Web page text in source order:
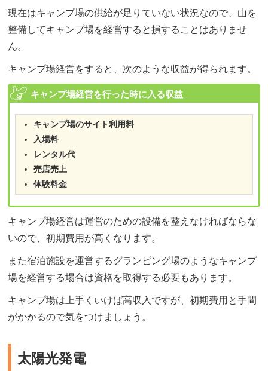
現在はキャンプ場の供給が足りていない状況なので、山を
整備してキャンプ場を経営すると損することはありませ
ん。
キャンプ場経営をすると、次のような収益が得られます。
キャンプ場経営を行った時に入る収益
キャンプ場のサイト利用料
入場料
レンタル代
売店売上
体験料金
キャンプ場経営は運営のための設備を整えなければならな
いので、初期費用が高くなります。
また宿泊施設を運営するグランピング場のようなキャンプ
場を経営する場合は資格を取得する必要もあります。
キャンプ場は上手くいけば高収入ですが、初期費用と手間
がかかるので気をつけましょう。
太陽光発電